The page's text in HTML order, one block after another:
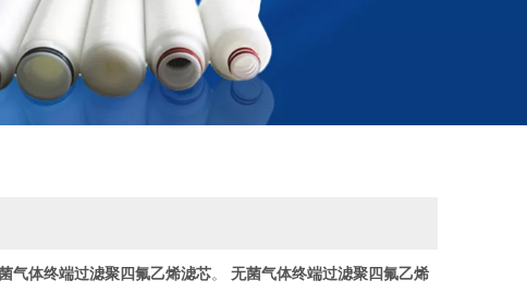
气体终端过滤聚四氟乙烯滤芯。 无菌气体终端过滤聚四氟乙烯